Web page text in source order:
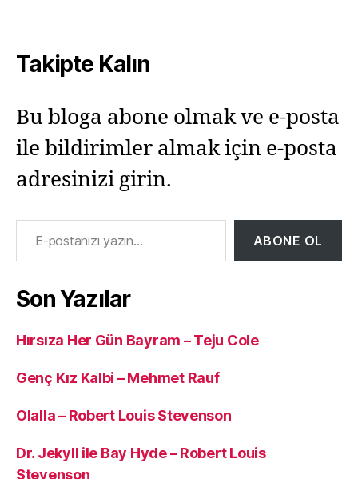
Takipte Kalın
Bu bloga abone olmak ve e-posta
ile bildirimler almak için e-posta
adresinizi girin.
E-postanızı yazın…
ABONE OL
Son Yazılar
Hırsıza Her Gün Bayram – Teju Cole
Genç Kız Kalbi – Mehmet Rauf
Olalla – Robert Louis Stevenson
Dr. Jekyll ile Bay Hyde – Robert Louis
Stevenson